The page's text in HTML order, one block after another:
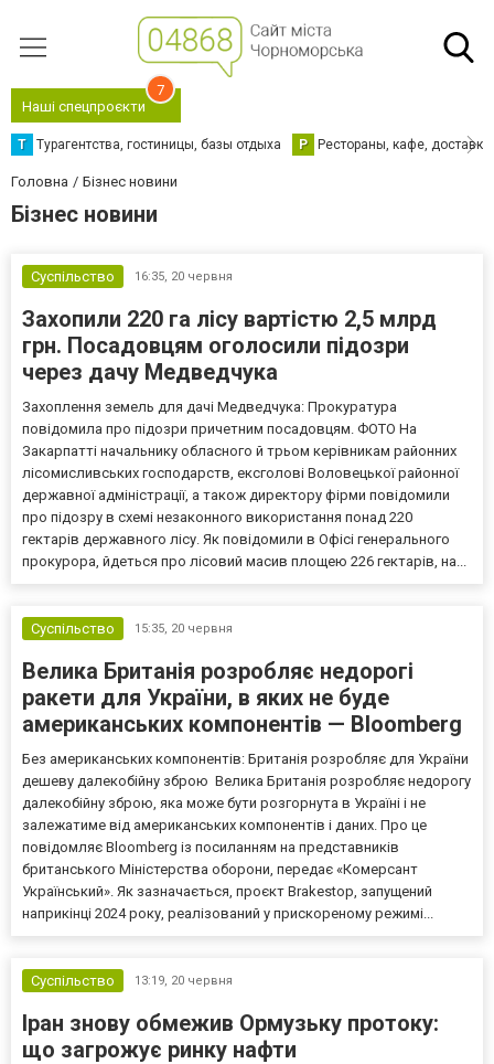
Наші спецпроєкти
7
Т Турагентства, гостиницы, базы отдыха Р Рестораны, кафе,
Головна Бізнес новини
Бізнес новини
Суспільство 16:35, 20 червня
Захопили 220 га лісу вартістю 2,5 млрд
грн. Посадовцям оголосили підозри
через дачу Медведчука
Захоплення земель для дачі Медведчука: Прокуратура
повідомила про підозри причетним посадовцям. ФОТО На
Закарпатті начальнику обласного й трьом керівникам районних
лісомисливських господарств, ексголові Воловецької районної
державної адміністрації, а також директору фірми повідомили
про підозру в схемі незаконного використання понад 220
гектарів державного лісу. Як повідомили в Офісі генерального
прокурора, йдеться про лісовий масив площею 226 гектарів, на...
Суспільство 15:35, 20 червня
Велика Британія розробляє недорогі
ракети для України, в яких не буде
американських компонентів — Bloomberg
Без американських компонентів: Британія розробляє для України
дешеву далекобійну зброю Велика Британія розробляє недорогу
далекобійну зброю, яка може бути розгорнута в Україні і не
залежатиме від американських компонентів і даних. Про це
повідомляє Bloomberg із посиланням на представників
британського Міністерства оборони, передає «Комерсант
Український». Як зазначається, проєкт Brakestop, запущений
наприкінці 2024 року, реалізований у прискореному режимі...
Суспільство 13:19, 20 червня
Іран знову обмежив Ормузьку протоку:
що загрожує ринку нафти